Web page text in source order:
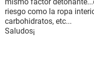
riesgo como la ropa
carbohidratos, etc...
Saludos¡